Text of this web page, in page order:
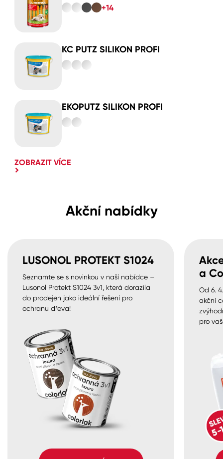
+14
KC PUTZ SILIKON PROFI
EKOPUTZ SILIKON PROFI
ZOBRAZIT VÍCE
Akční nabídky
LUSONOL PROTEKT S1024
Seznamte se s novinkou v naší nabídce –
Lusonol Protekt S1024 3v1, která dorazila
do prodejen jako ideální řešení pro
ochranu dřeva!
a
Od 6.
akční
pro